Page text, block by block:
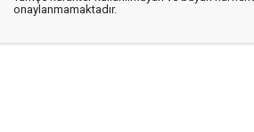
onaylanmamaktadır.